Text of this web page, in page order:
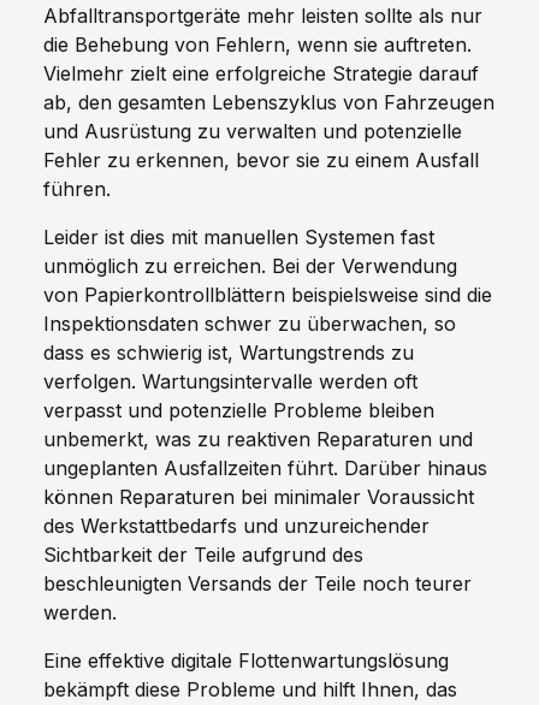
Abfalltransportgeräte mehr leisten sollte als nur
die Behebung von Fehlern, wenn sie auftreten.
Vielmehr zielt eine erfolgreiche Strategie darauf
ab, den gesamten Lebenszyklus von Fahrzeugen
und Ausrüstung zu verwalten und potenzielle
Fehler zu erkennen, bevor sie zu einem Ausfall
führen.
Leider ist dies mit manuellen Systemen fast
unmöglich zu erreichen. Bei der Verwendung
von Papierkontrollblättern beispielsweise sind die
Inspektionsdaten schwer zu überwachen, so
dass es schwierig ist, Wartungstrends zu
verfolgen. Wartungsintervalle werden oft
verpasst und potenzielle Probleme bleiben
unbemerkt, was zu reaktiven Reparaturen und
ungeplanten Ausfallzeiten führt. Darüber hinaus
können Reparaturen bei minimaler Voraussicht
des Werkstattbedarfs und unzureichender
Sichtbarkeit der Teile aufgrund des
beschleunigten Versands der Teile noch teurer
werden.
Eine effektive digitale Flottenwartungslösung
bekämpft diese Probleme und hilft Ihnen, das